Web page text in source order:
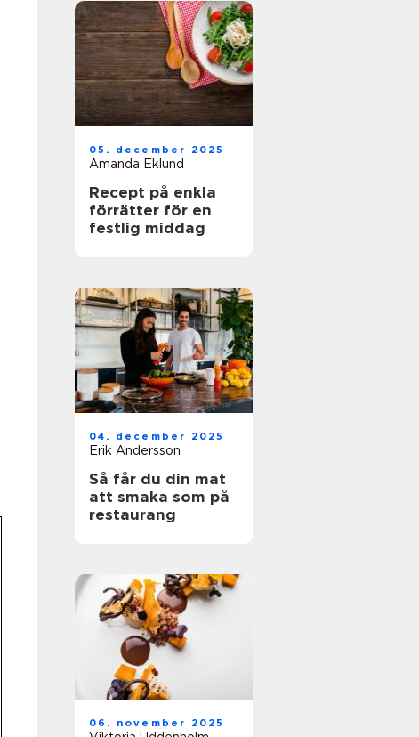
05. december 2025
Amanda Eklund
Recept på enkla
förrätter för en
festlig middag
04. december 2025
Erik Andersson
Så får du din mat
att smaka som på
restaurang
06. november 2025